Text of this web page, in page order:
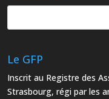
Le GFP
Inscrit au Registre des
Strasbourg, régi par les